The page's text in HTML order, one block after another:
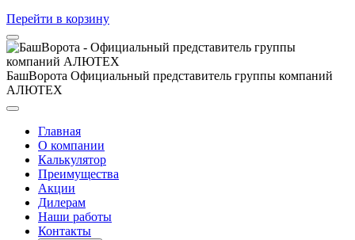
Перейти в корзину
БашВорота Официальный представитель группы компаний
АЛЮТЕХ
Главная
О компании
Калькулятор
Преимущества
Акции
Дилерам
Наши работы
Контакты